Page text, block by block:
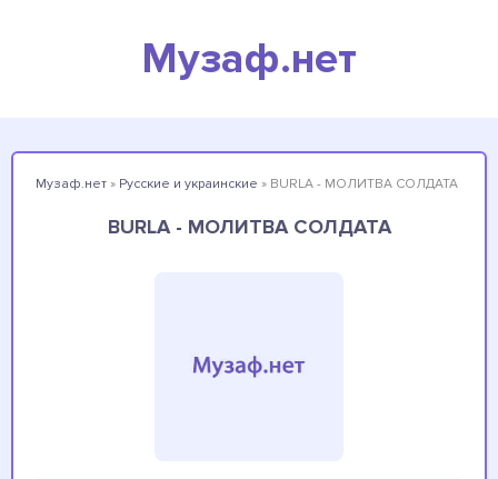
Музаф.нет
Музаф.нет » Русские и украинские » BURLA - МОЛИТВА СОЛДАТА
BURLA - МОЛИТВА СОЛДАТА